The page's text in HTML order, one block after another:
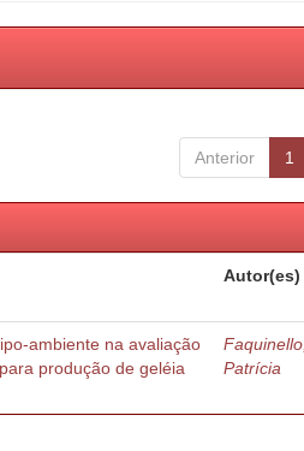
Anterior 1
Autor(es)
ambiente na avaliação
produção de geléia
Faquinello,
Patrícia